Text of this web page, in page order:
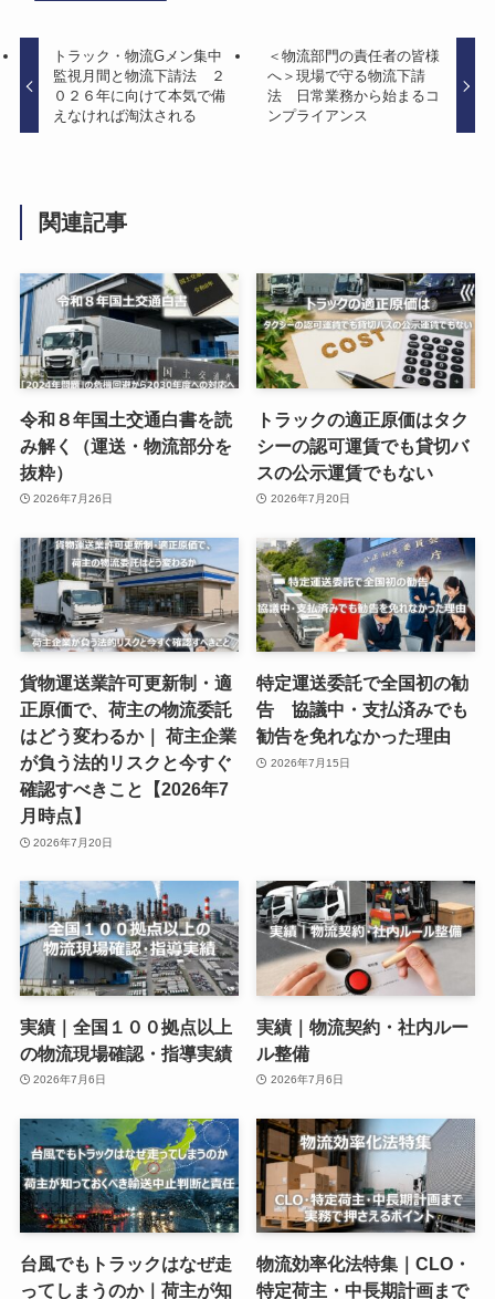
トラック・物流Gメン集中
監視月間と物流下請法 ２
０２６年に向けて本気で備
えなければ淘汰される
＜物流部門の責任者の皆様
へ＞現場で守る物流下請
法 日常業務から始まるコ
ンプライアンス
関連記事
令和８年国土交通白書を読
み解く（運送・物流部分を
抜粋）
2026年7月26日
トラックの適正原価はタク
シーの認可運賃でも貸切バ
スの公示運賃でもない
2026年7月20日
貨物運送業許可更新制・適
正原価で、荷主の物流委託
はどう変わるか｜ 荷主企業
が負う法的リスクと今すぐ
確認すべきこと【2026年7
月時点】
2026年7月20日
特定運送委託で全国初の勧
告 協議中・支払済みでも
勧告を免れなかった理由
2026年7月15日
実績｜全国１００拠点以上
の物流現場確認・指導実績
2026年7月6日
実績｜物流契約・社内ルー
ル整備
2026年7月6日
台風でもトラックはなぜ走
ってしまうのか｜荷主が知
物流効率化法特集｜CLO・
特定荷主・中長期計画まで